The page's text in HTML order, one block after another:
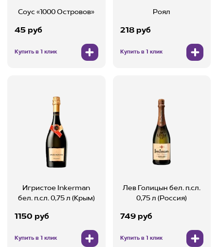
Соус «1000 Островов»
45 руб
Купить в 1 клик
Роял
218 руб
Купить в 1 клик
Игристое Inkerman
бел. п.сл. 0,75 л (Крым)
1150 руб
Купить в 1 клик
Лев Голицын бел. п.сл.
0,75 л (Россия)
749 руб
Купить в 1 клик